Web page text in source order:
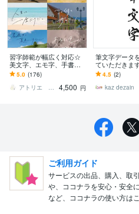
習字師範が幅広く対応☆
美文字、エモ字、手書き
します 商用利用OK◎ 筆
文字も、お洒落な英字も
お任せ下さい！
5.0 (176)
アトリエ Lapin
4,500 円
筆文字データ
ていただきま
のよい筆文字
作いたします
4.5 (2)
kaz dezain
ご利用ガイド
サービスの出品、購入、取
や、ココナラを安心・安全
など、ココナラの使い方はこ